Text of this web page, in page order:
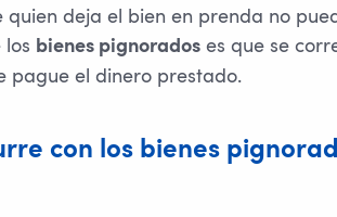
quien deja el bien en prenda no
los bienes pignoradoses que se
pague el dinero prestado.
con los bienes